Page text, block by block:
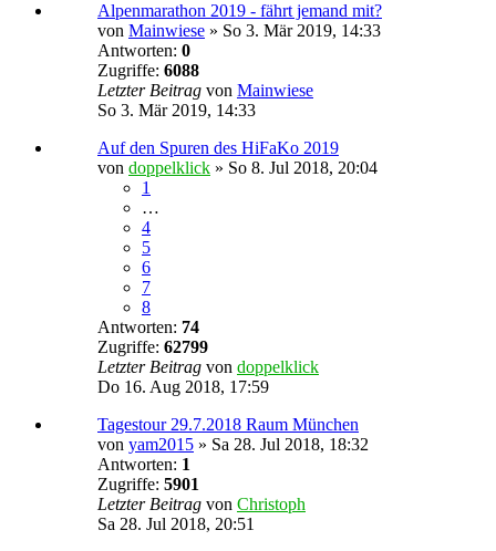
Alpenmarathon 2019 - fährt jemand mit?
von Mainwiese » So 3. Mär 2019, 14:33
Antworten: 0
Zugriffe: 6088
Letzter Beitrag von Mainwiese
So 3. Mär 2019, 14:33
Auf den Spuren des HiFaKo 2019
von doppelklick » So 8. Jul 2018, 20:04
1
…
4
5
6
7
8
Antworten: 74
Zugriffe: 62799
Letzter Beitrag von doppelklick
Do 16. Aug 2018, 17:59
Tagestour 29.7.2018 Raum München
von yam2015 » Sa 28. Jul 2018, 18:32
Antworten: 1
Zugriffe: 5901
Letzter Beitrag von Christoph
Sa 28. Jul 2018, 20:51